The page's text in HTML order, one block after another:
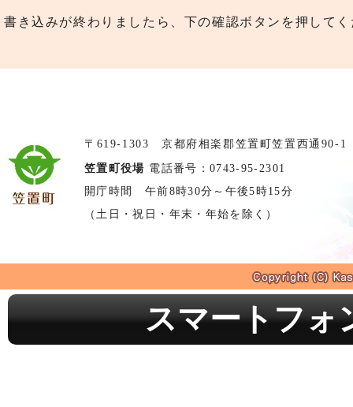
書き込みが終わりましたら、下の確認ボタンを押して
〒619-1303 京都府相楽郡笠置町笠置西通90-1
笠置町役場 電話番号：0743-95-2301
開庁時間 午前8時30分～午後5時15分
（土日・祝日・年末・年始を除く）
スマートフォ